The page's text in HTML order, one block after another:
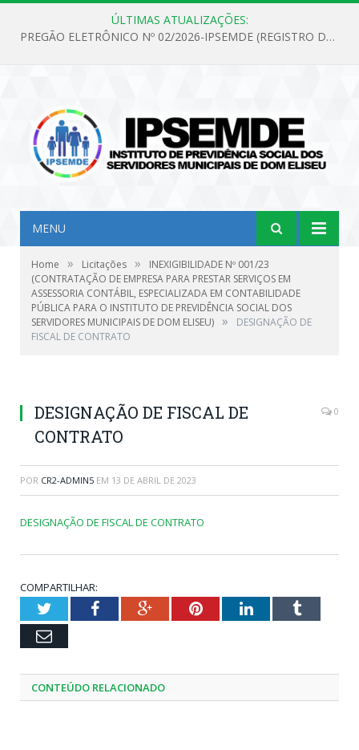
ÚLTIMAS ATUALIZAÇÕES:
PREGÃO ELETRÔNICO Nº 02/2026-IPSEMDE (REGISTRO DE PREÇOS PARA FUTURA E EVENTUAL AQUISIÇÃO DE MATERIAL DE LIMPEZA E GÊNEROS ALIMENTÍCIOS PARA ATENDER AS NECESSIDADES DO INSTITUTO DE PREVIDÊNCIA SOCIAL DOS SERVIDORES MUNICIPAIS DE DOM ELISEU.)
MENU
Home » Licitações »
INEXIGIBILIDADE Nº 001/23
(CONTRATAÇÃO DE EMPRESA PARA PRESTAR SERVIÇOS EM
ASSESSORIA CONTÁBIL, ESPECIALIZADA EM CONTABILIDADE
PÚBLICA PARA O INSTITUTO DE PREVIDÊNCIA SOCIAL DOS
SERVIDORES MUNICIPAIS DE DOM ELISEU) »
DESIGNAÇÃO DE
FISCAL DE CONTRATO
DESIGNAÇÃO DE FISCAL DE
CONTRATO
0
POR CR2-ADMIN5 EM 13 DE ABRIL DE 2023
DESIGNAÇÃO DE FISCAL DE CONTRATO
COMPARTILHAR:
TwitterFacebookGoogle+PinterestLinkedInTumblr
Email
CONTEÚDO RELACIONADO